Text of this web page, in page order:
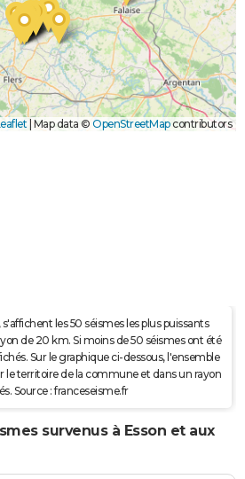
| Map data © OpenStreetMapcontributors
les 50 séismes les plus puissants
de 20 km. Si moins de 50 séismes ont été
Sur le graphique ci-dessous, l'ensemble
le territoire de la commune et dans un rayon
Source : franceseisme.fr
survenus à Esson et aux